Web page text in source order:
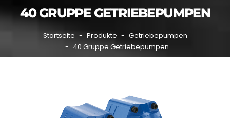
40 GRUPPE GETRIEBEPUMPEN
Startseite Produkte
Getriebepumpen
40 Gruppe Getriebepumpen